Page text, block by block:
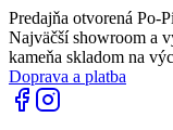
Predajňa otvorená Po-
Najväčší showroom a
kameňa skladom na
Doprava a platba